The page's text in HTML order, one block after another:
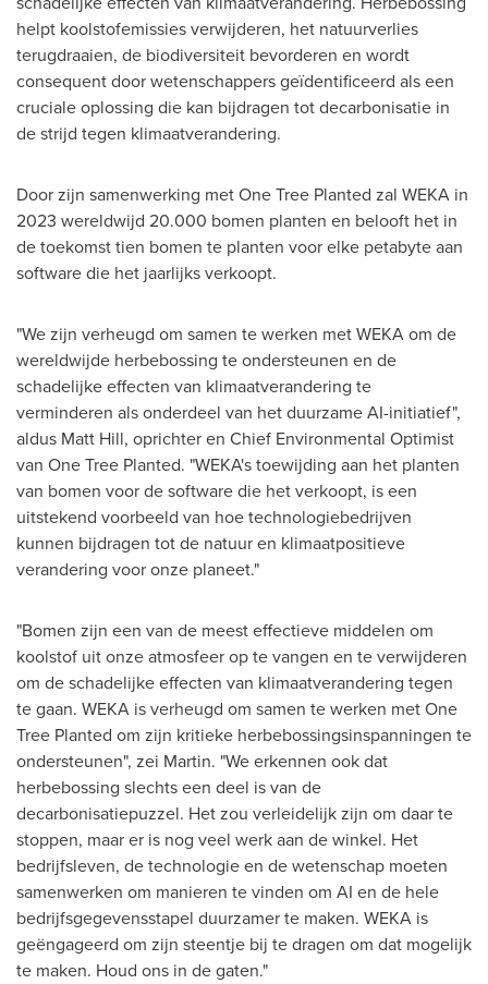
helpt koolstofemissies verwijderen, het natuurverlies
terugdraaien, de biodiversiteit bevorderen en wordt
consequent door wetenschappers geïdentificeerd als een
cruciale oplossing die kan bijdragen tot decarbonisatie in
de strijd tegen klimaatverandering.
Door zijn samenwerking met One Tree Planted zal WEKA in
2023 wereldwijd 20.000 bomen planten en belooft het in
de toekomst tien bomen te planten voor elke petabyte aan
software die het jaarlijks verkoopt.
"We zijn verheugd om samen te werken met WEKA om de
wereldwijde herbebossing te ondersteunen en de
schadelijke effecten van klimaatverandering te
verminderen als onderdeel van het duurzame AI-initiatief",
aldus Matt Hill, oprichter en Chief Environmental Optimist
van One Tree Planted. "WEKA's toewijding aan het planten
van bomen voor de software die het verkoopt, is een
uitstekend voorbeeld van hoe technologiebedrijven
kunnen bijdragen tot de natuur en klimaatpositieve
verandering voor onze planeet."
"Bomen zijn een van de meest effectieve middelen om
koolstof uit onze atmosfeer op te vangen en te verwijderen
om de schadelijke effecten van klimaatverandering tegen
te gaan. WEKA is verheugd om samen te werken met One
Tree Planted om zijn kritieke herbebossingsinspanningen te
ondersteunen", zei Martin. "We erkennen ook dat
herbebossing slechts een deel is van de
decarbonisatiepuzzel. Het zou verleidelijk zijn om daar te
stoppen, maar er is nog veel werk aan de winkel. Het
bedrijfsleven, de technologie en de wetenschap moeten
samenwerken om manieren te vinden om AI en de hele
bedrijfsgegevensstapel duurzamer te maken. WEKA is
geëngageerd om zijn steentje bij te dragen om dat mogelijk
te maken. Houd ons in de gaten."